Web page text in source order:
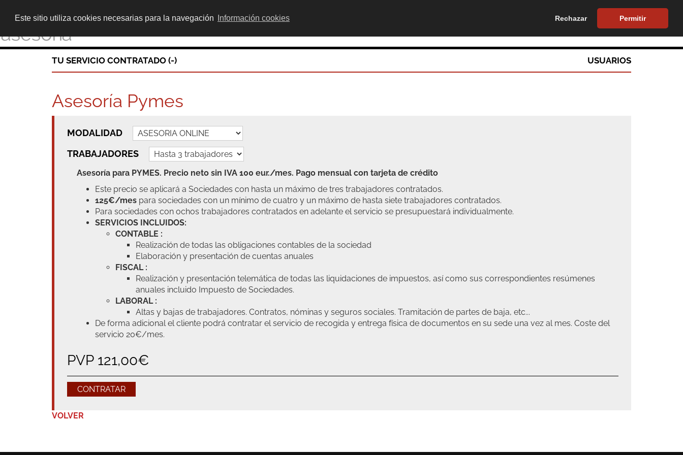
Este sitio utiliza cookies necesarias para la navegación Información cookies Rechazar Permitir
tel.623386409
900 272 033
TU SERVICIO CONTRATADO (-) USUARIOS
Asesoría Pymes
MODALIDAD
TRABAJADORES
Asesoría para PYMES. Precio neto sin IVA 100 eur./mes. Pago mensual con tarjeta de crédito
Este precio se aplicará a Sociedades con hasta un máximo de tres trabajadores contratados.
125€/mes para sociedades con un mínimo de cuatro y un máximo de hasta siete trabajadores contratados.
Para sociedades con ochos trabajadores contratados en adelante el servicio se presupuestará individualmente.
SERVICIOS INCLUIDOS:
CONTABLE :
Realización de todas las obligaciones contables de la sociedad
Elaboración y presentación de cuentas anuales
FISCAL :
Realización y presentación telemática de todas las liquidaciones de impuestos, así como sus correspondientes resúmenes
anuales incluido Impuesto de Sociedades.
LABORAL :
Altas y bajas de trabajadores. Contratos, nóminas y seguros sociales. Tramitación de partes de baja, etc...
De forma adicional el cliente podrá contratar el servicio de recogida y entrega física de documentos en su sede una vez al mes. Coste del
servicio 20€/mes.
PVP 121,00€
CONTRATAR
VOLVER